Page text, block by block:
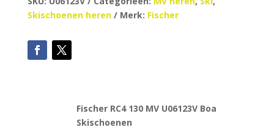
Skischoenen heren
Merk: Fischer
Fischer RC4 130 MV U06123V Boa
Skischoenen